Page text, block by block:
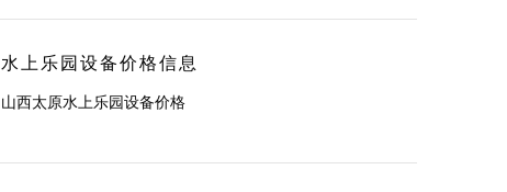
水上乐园设备价格信息
山西太原水上乐园设备价格